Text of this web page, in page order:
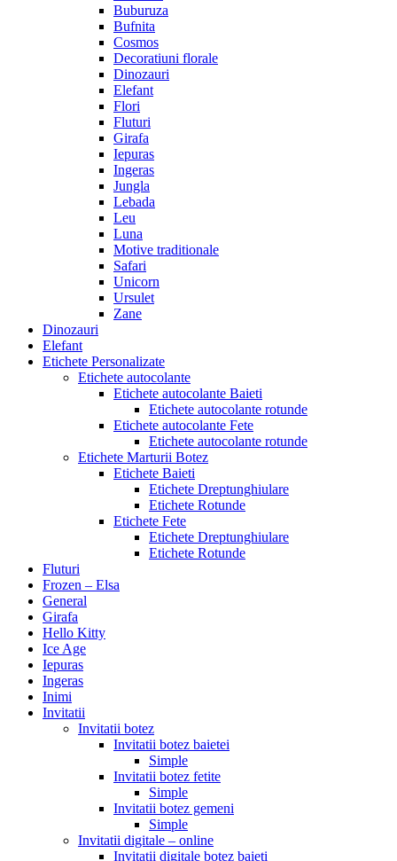
Buburuza
Bufnita
Cosmos
Decoratiuni florale
Dinozauri
Elefant
Flori
Fluturi
Girafa
Iepuras
Ingeras
Jungla
Lebada
Leu
Luna
Motive traditionale
Safari
Unicorn
Ursulet
Zane
Dinozauri
Elefant
Etichete Personalizate
Etichete autocolante
Etichete autocolante Baieti
Etichete autocolante rotunde
Etichete autocolante Fete
Etichete autocolante rotunde
Etichete Marturii Botez
Etichete Baieti
Etichete Dreptunghiulare
Etichete Rotunde
Etichete Fete
Etichete Dreptunghiulare
Etichete Rotunde
Fluturi
Frozen – Elsa
General
Girafa
Hello Kitty
Ice Age
Iepuras
Ingeras
Inimi
Invitatii
Invitatii botez
Invitatii botez baietei
Simple
Invitatii botez fetite
Simple
Invitatii botez gemeni
Simple
Invitatii digitale – online
Invitatii digitale botez baieti